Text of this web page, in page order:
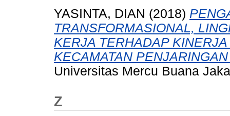
YASINTA, DIAN (2018)
TRANSFORMASIONAL,
KERJA TERHADAP
KECAMATAN
Universitas Mercu Buana
Z